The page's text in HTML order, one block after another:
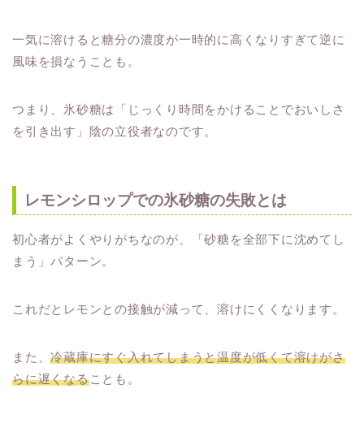
一気に溶けると糖分の濃度が一時的に高くなりすぎて逆に
風味を損なうことも。
つまり、氷砂糖は「じっくり時間をかけることでおいしさ
を引き出す」陰の立役者なのです。
レモンシロップでの氷砂糖の失敗とは
初心者がよくやりがちなのが、「砂糖を全部下に沈めてし
まう」パターン。
これだとレモンとの接触が減って、溶けにくくなります。
また、冷蔵庫にすぐ入れてしまうと温度が低くて溶けがさ
らに遅くなることも。